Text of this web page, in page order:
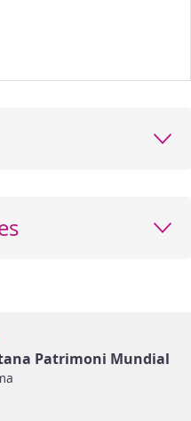
Patrimoni Mundial